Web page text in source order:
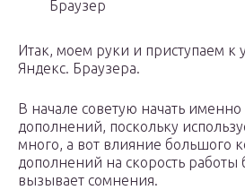
Браузер
Итак, моем руки и приступаем к
Яндекс. Браузера.
В начале советую начать
дополнений, поскольку
много, а вот влияние большого
дополнений на скорость работы
вызывает сомнения.